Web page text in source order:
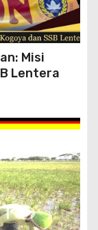
Misi
Lentera